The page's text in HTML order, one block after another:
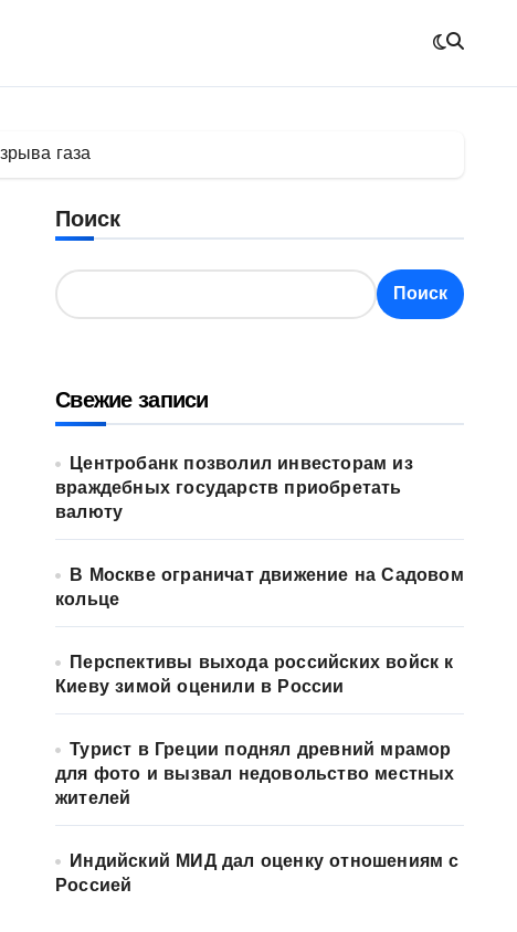
газа
Поиск
Поиск
Свежие записи
Центробанк позволил инвесторам из
враждебных государств приобретать
валюту
В Москве ограничат движение на Садовом
кольце
Перспективы выхода российских войск к
Киеву зимой оценили в России
Турист в Греции поднял древний мрамор
для фото и вызвал недовольство местных
жителей
Индийский МИД дал оценку отношениям с
Россией